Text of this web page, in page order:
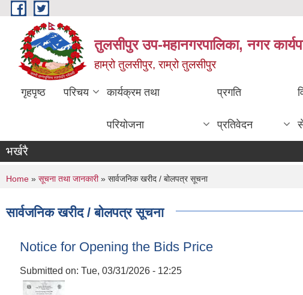
Skip to main content
तुलसीपुर उप-महानगरपालिका, नगर
हाम्रो तुलसीपुर, राम्रो तुलसीपुर
गृहपृष्ठ परिचय कार्यक्रम तथा
परियोजना
प्रगति
प्रतिवेदन
भर्खरै
You are here
Home » सूचना तथा जानकारी» सार्वजनिक खरीद / बोलपत्र सूचना
सार्वजनिक खरीद / बोलपत्र सूचना
Notice for Opening the Bids Price
Submitted on: Tue, 03/31/2026 - 12:25